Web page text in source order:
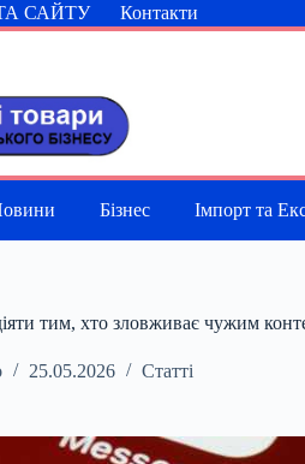
САЙТУ Контакти
Бізнес Імпорт та
тим, хто зловживає чужим
25.05.2026 Статті